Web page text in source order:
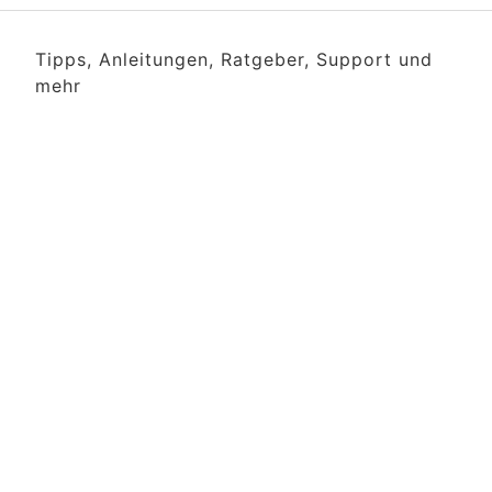
Tipps, Anleitungen, Ratgeber, Support und
mehr